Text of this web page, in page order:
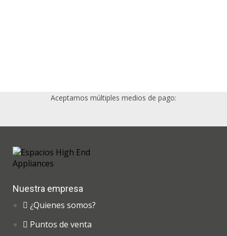
Aceptamos múltiples medios de pago:
Nuestra empresa
¿Quienes somos?
Puntos de venta